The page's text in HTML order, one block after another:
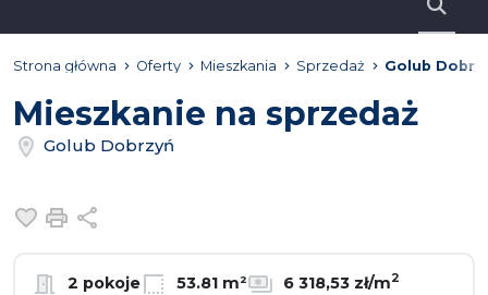
Strona główna Oferty Mieszkania Sprzedaż Golub
Mieszkanie na sprzedaż
Golub Dobrzyń
Dodaj do ulubionych
Drukuj
2 pokoje 53.81 m² 6 318,53 zł/m2